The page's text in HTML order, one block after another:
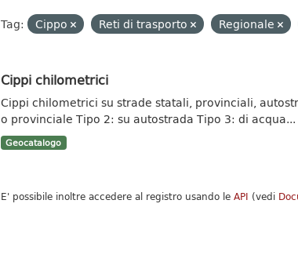
Tag: Cippo Reti di trasporto Regionale
Cippi chilometrici
Cippi chilometrici su strade statali, provinciali,
o provinciale Tipo 2: su autostrada Tipo 3: di acqua...
Geocatalogo
E' possibile inoltre accedere al registro usando le API (vedi